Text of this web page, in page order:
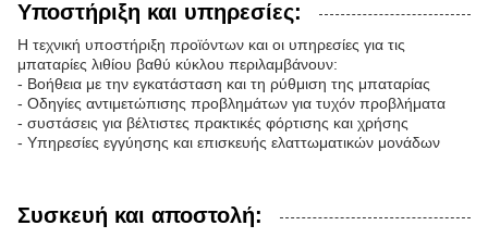
Υποστήριξη και υπηρεσίες:
Η τεχνική υποστήριξη προϊόντων και οι υπηρεσίες για τις
μπαταρίες λιθίου βαθύ κύκλου περιλαμβάνουν:
- Βοήθεια με την εγκατάσταση και τη ρύθμιση της μπαταρίας
- Οδηγίες αντιμετώπισης προβλημάτων για τυχόν προβλήματα
- συστάσεις για βέλτιστες πρακτικές φόρτισης και χρήσης
- Υπηρεσίες εγγύησης και επισκευής ελαττωματικών μονάδων
Συσκευή και αποστολή: